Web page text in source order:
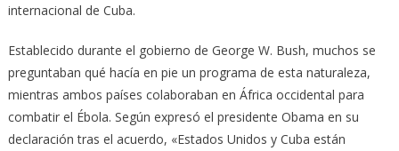
internacional de Cuba.
Establecido durante el gobierno de George W. Bush, muchos se
preguntaban qué hacía en pie un programa de esta naturaleza,
mientras ambos países colaboraban en África occidental para
combatir el Ébola. Según expresó el presidente Obama en su
declaración tras el acuerdo, «Estados Unidos y Cuba están